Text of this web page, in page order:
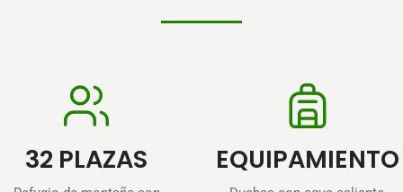
32 PLAZAS EQUIPAMIENTO